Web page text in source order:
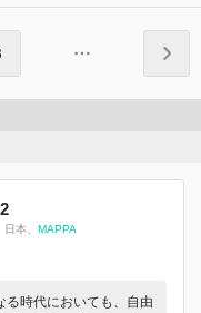
日本 MAPPA
る時代においても、自由